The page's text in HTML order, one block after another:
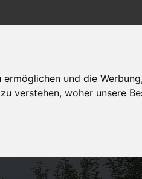
und die
verstehen, woher unsere
Finanzierung